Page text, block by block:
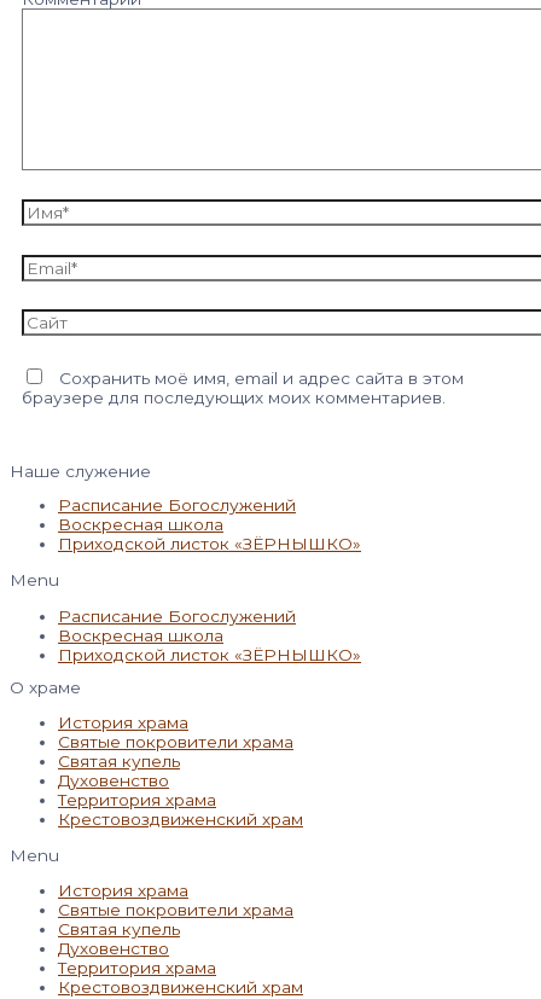
Имя*
Email*
Сайт
Сохранить моё имя, email и адрес сайта в этом
браузере для последующих моих комментариев.
Наше служение
Расписание Богослужений
Воскресная школа
Приходской листок «ЗЁРНЫШКО»
Menu
Расписание Богослужений
Воскресная школа
Приходской листок «ЗЁРНЫШКО»
О храме
История храма
Святые покровители храма
Святая купель
Духовенство
Территория храма
Крестовоздвиженский храм
Menu
История храма
Святые покровители храма
Святая купель
Духовенство
Территория храма
Крестовоздвиженский храм